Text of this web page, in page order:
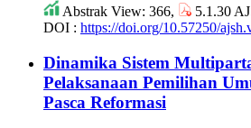
Abstrak View: 366,
5.1.30
DOI : https://doi.org/10.57250/
Dinamika Sistem
Pelaksanaan Pemilihan
Pasca Reformasi